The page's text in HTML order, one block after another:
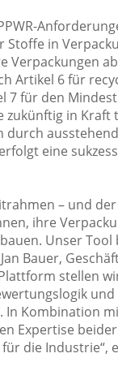
in
Verpackungen
Artikel 6 für
7 für den
zukünftig in Kraft
durch
eine
– und
ihre
Unser Tool
Bauer,
stellen
und
In Kombination
Expertise
die Industrie“,